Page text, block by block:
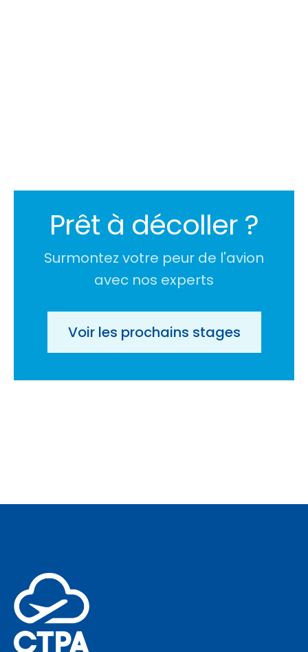
Prêt à décoller ?
Surmontez votre peur de l'avion
avec nos experts
Voir les prochains stages